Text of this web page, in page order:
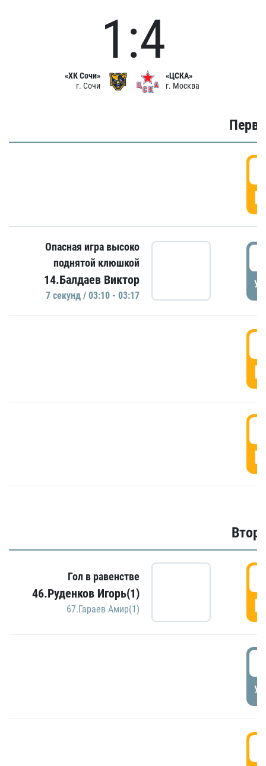
«ХК Сочи»
г. Сочи
1:4
«ЦСКА»
г. Москва
Опасная игра высоко
поднятой клюшкой
14.Балдаев Виктор
7 секунд / 03:10 - 03:17
Гол в равенстве
46.Руденков Игорь(1)
67.Гараев Амир(1)